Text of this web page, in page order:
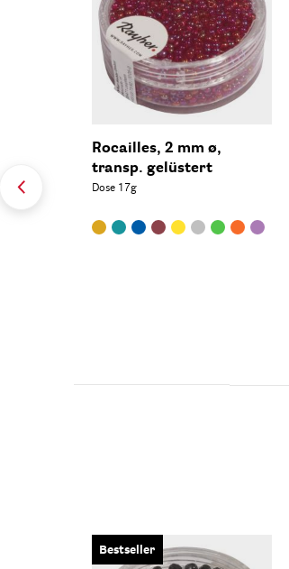
Rocailles, 2 mm ø,
transp. gelüstert
Dose 17g
Bestseller